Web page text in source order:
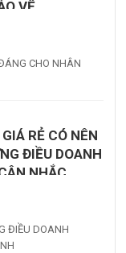
VỆ
CHO NHÂN
RẺ CÓ NÊN
ĐIỀU DOANH
NHẮC
ĐIỀU DOANH